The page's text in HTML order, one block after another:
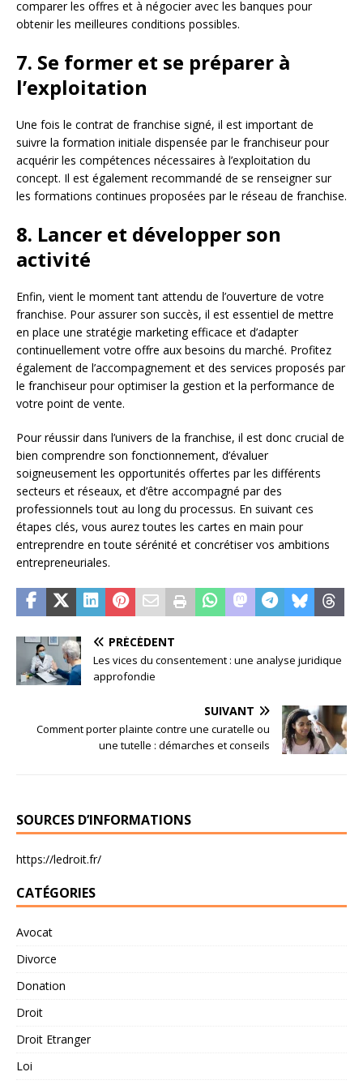
comparer les offres et à négocier avec les banques pour
obtenir les meilleures conditions possibles.
7. Se former et se préparer à
l’exploitation
Une fois le contrat de franchise signé, il est important de
suivre la formation initiale dispensée par le franchiseur pour
acquérir les compétences nécessaires à l’exploitation du
concept. Il est également recommandé de se renseigner sur
les formations continues proposées par le réseau de franchise.
8. Lancer et développer son
activité
Enfin, vient le moment tant attendu de l’ouverture de votre
franchise. Pour assurer son succès, il est essentiel de mettre
en place une stratégie marketing efficace et d’adapter
continuellement votre offre aux besoins du marché. Profitez
également de l’accompagnement et des services proposés par
le franchiseur pour optimiser la gestion et la performance de
votre point de vente.
Pour réussir dans l’univers de la franchise, il est donc crucial de
bien comprendre son fonctionnement, d’évaluer
soigneusement les opportunités offertes par les différents
secteurs et réseaux, et d’être accompagné par des
professionnels tout au long du processus. En suivant ces
étapes clés, vous aurez toutes les cartes en main pour
entreprendre en toute sérénité et concrétiser vos ambitions
entrepreneuriales.
PRÉCÉDENT
Les vices du consentement : une analyse juridique
approfondie
SUIVANT
Comment porter plainte contre une curatelle ou
une tutelle : démarches et conseils
SOURCES D’INFORMATIONS
https://ledroit.fr/
CATÉGORIES
Avocat
Divorce
Donation
Droit
Droit Etranger
Loi